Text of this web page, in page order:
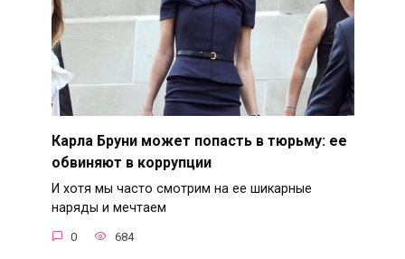
Карла Бруни может попасть в тюрьму: ее
обвиняют в коррупции
И хотя мы часто смотрим на ее шикарные
наряды и мечтаем
0 684